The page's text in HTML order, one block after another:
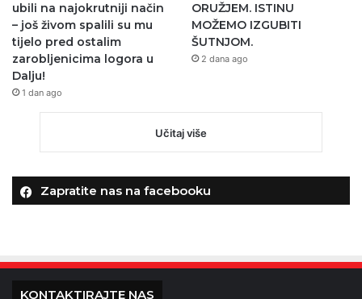
ubili na najokrutniji način
– još živom spalili su mu
tijelo pred ostalim
zarobljenicima logora u
Dalju!
1 dan ago
ORUŽJEM. ISTINU
MOŽEMO IZGUBITI
ŠUTNJOM.
2 dana ago
Učitaj više
Zapratite nas na facebooku
KONTAKTIRAJTE NAS